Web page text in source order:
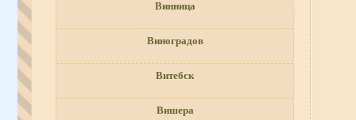
Винница
Виноградов
Витебск
Вишера